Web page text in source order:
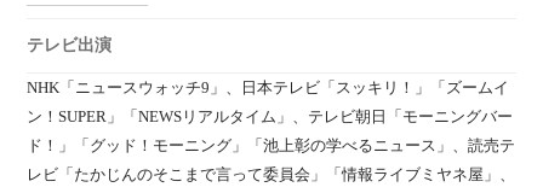
テレビ出演
NHK「ニュースウォッチ9」、日本テレビ「スッキリ！」「ズームイ
ン！SUPER」「NEWSリアルタイム」、テレビ朝日「モーニングバー
ド！」「グッド！モーニング」「池上彰の学べるニュース」、読売テ
レビ「たかじんのそこまで言って委員会」「情報ライブミヤネ屋」、